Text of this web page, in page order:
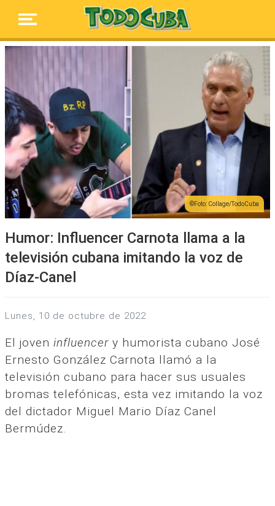
Foto: Collage/TodoCuba
Humor: Influencer Carnota llama a la
televisión cubana imitando la voz de
Díaz-Canel
lunes, 10 de octubre de 2022
El joven influencer y humorista cubano José
Ernesto González Carnota llamó a la
televisión cubano para hacer sus usuales
bromas telefónicas, esta vez imitando la voz
del dictador Miguel Mario Díaz Canel
Bermúdez.